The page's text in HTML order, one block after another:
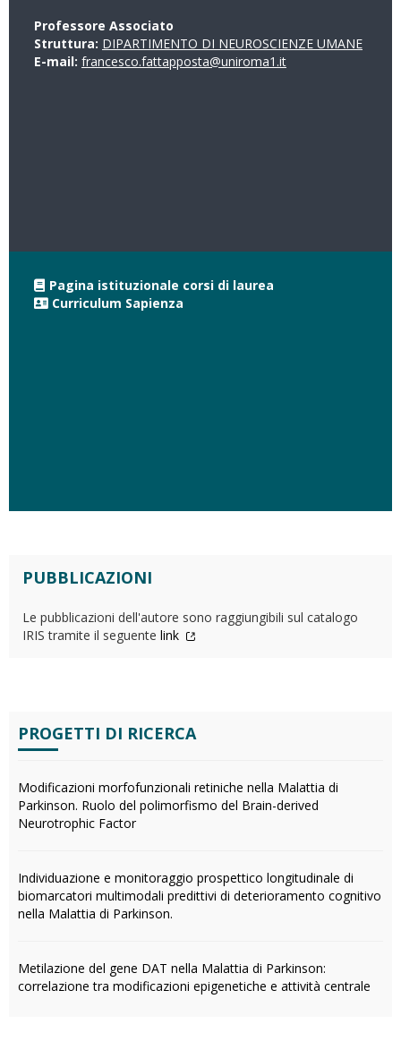
Professore Associato
Struttura: DIPARTIMENTO DI NEUROSCIENZE UMANE
E-mail: francesco.fattapposta@uniroma1.it
Pagina istituzionale corsi di laurea
Curriculum Sapienza
PUBBLICAZIONI
Le pubblicazioni dell'autore sono raggiungibili sul catalogo
IRIS tramite il seguente link
PROGETTI DI RICERCA
Modificazioni morfofunzionali retiniche nella Malattia di
Parkinson. Ruolo del polimorfismo del Brain-derived
Neurotrophic Factor
Individuazione e monitoraggio prospettico longitudinale di
biomarcatori multimodali predittivi di deterioramento cognitivo
nella Malattia di Parkinson.
Metilazione del gene DAT nella Malattia di Parkinson:
correlazione tra modificazioni epigenetiche e attività centrale